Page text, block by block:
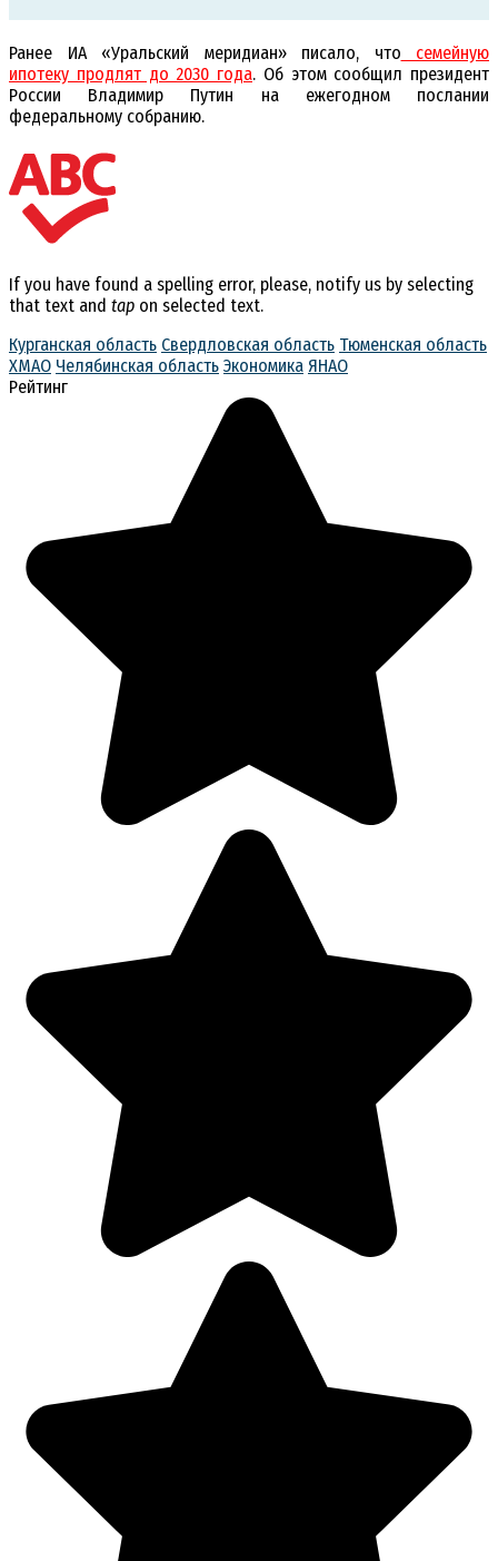
Ранее ИА «Уральский меридиан» писало, что семейную
ипотеку продлят до 2030 года. Об этом сообщил президент
России Владимир Путин на ежегодном послании
федеральному собранию.
If you have found a spelling error, please, notify us by selecting
that text and tap on selected text.
Курганская область Свердловская область Тюменская область
ХМАО Челябинская область Экономика ЯНАО
Рейтинг